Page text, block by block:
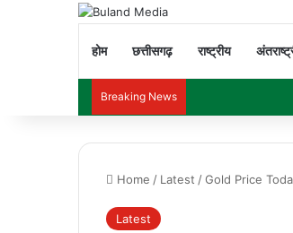
होम छत्तीसगढ़ राष्ट्रीय
Breaking News
Home / Latest /Gold Price
Latest